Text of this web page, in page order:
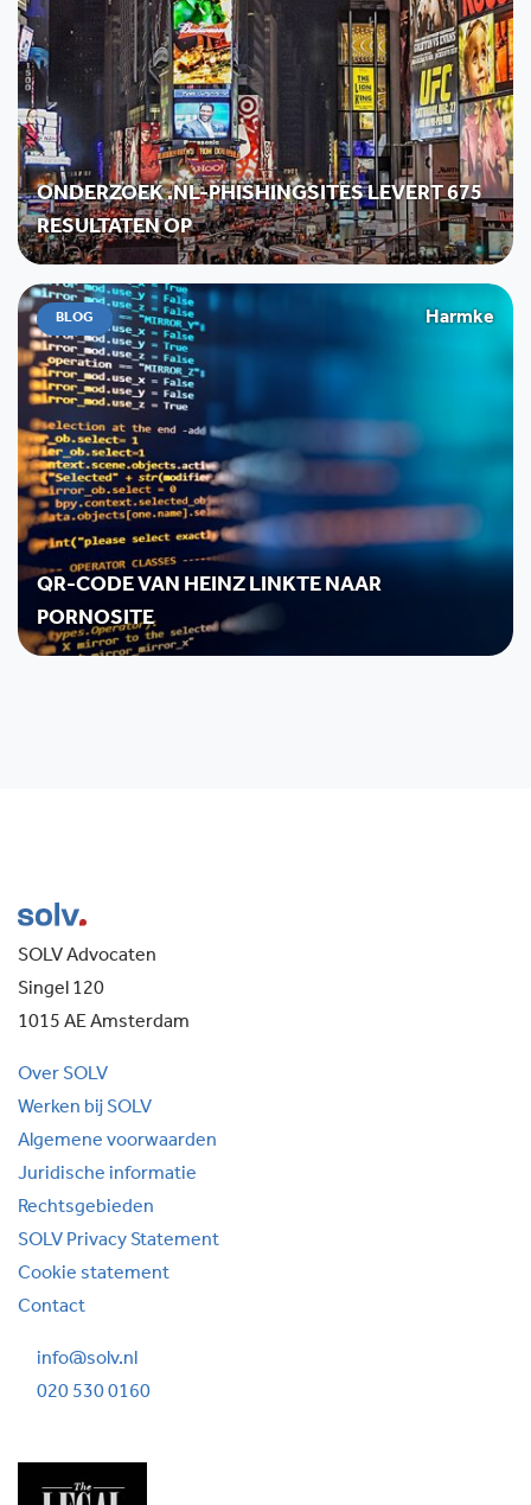
ONDERZOEK .NL-PHISHINGSITES LEVERT 675
RESULTATEN OP
BLOG Harmke
QR-CODE VAN HEINZ LINKTE NAAR
PORNOSITE
SOLV Advocaten
Singel 120
1015 AE Amsterdam
Over SOLV
Werken bij SOLV
Algemene voorwaarden
Juridische informatie
Rechtsgebieden
SOLV Privacy Statement
Cookie statement
Contact
info@solv.nl
020 530 0160